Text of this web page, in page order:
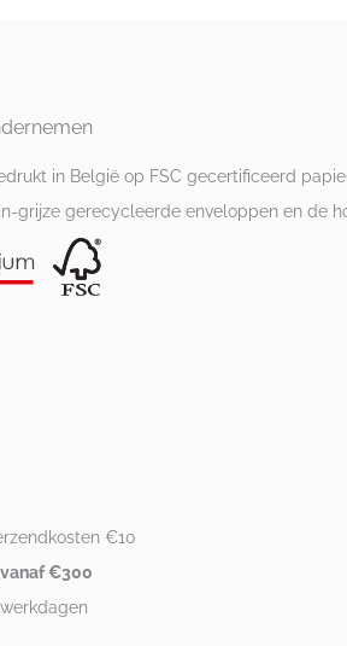
in België op FSC gecertificeerd
grijze gerecycleerde enveloppen en de
€10
€300